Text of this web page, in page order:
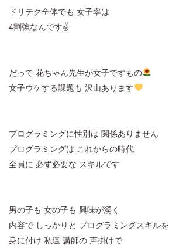
ドリテク全体でも 女子率は
4割強なんです✌
だって 花ちゃん先生が女子ですもの
女子ウケする課題も 沢山あります
プログラミングに性別は 関係ありません
プログラミングは これからの時代
全員に 必ず必要な スキルです
男の子も 女の子も 興味が湧く
内容で しっかりと プログラミングスキルを
身に付け 私達 講師の 声掛けで